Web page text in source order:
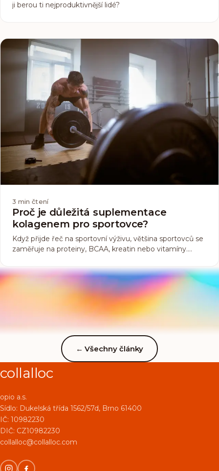
ji berou ti nejproduktivnější lidé?
3 min čtení
Proč je důležitá suplementace
kolagenem pro sportovce?
Když přijde řeč na sportovní výživu, většina sportovců se
zaměřuje na proteiny, BCAA, kreatin nebo vitamíny.
známý, ale velmi důležitý doplněk si zaslouží vaši
pozornost. Proč? Protože kolagen není jen o zdravé
pokožce a vlasech, ale především o podpoře svalů,
kloubů a šlach – tedy těch částí těla, které každý
sportovec zatěžuje na maximum.
←Všechny články
collalloc
opio a.s.
Sídlo: Dukelská třída 1562/57d, Brno 61400
IČ: 10982230
DIČ: CZ10982230
collalloc@collalloc.com